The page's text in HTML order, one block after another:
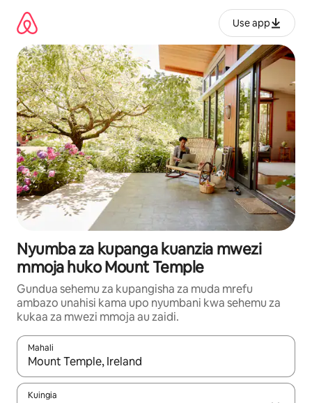
kwenda
kwenye
maudhui
Use app
Nyumba za kupanga kuanzia mwezi
mmoja huko Mount Temple
Gundua sehemu za kupangisha za muda mrefu
ambazo unahisi kama upo nyumbani kwa sehemu za
kukaa za mwezi mmoja au zaidi.
Mahali
Wakati matokeo yanapatikana, vinjari kwa kutumia vitufe vya
Kuingia